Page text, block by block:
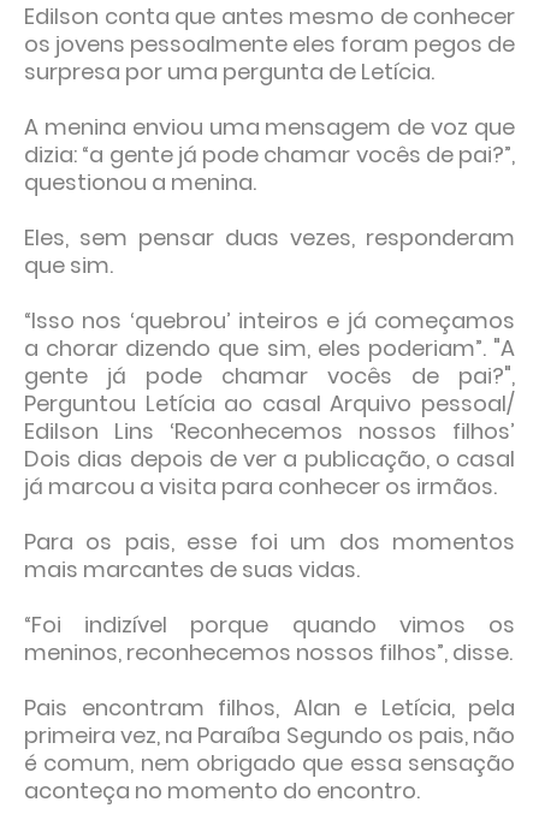
Edilson conta que antes mesmo de conhecer
os jovens pessoalmente eles foram pegos de
surpresa por uma pergunta de Letícia.
A menina enviou uma mensagem de voz que
dizia: “a gente já pode chamar vocês de pai?”,
questionou a menina.
Eles, sem pensar duas vezes, responderam
que sim.
“Isso nos ‘quebrou’ inteiros e já começamos
a chorar dizendo que sim, eles poderiam”. "A
gente já pode chamar vocês de pai?",
Perguntou Letícia ao casal Arquivo pessoal/
Edilson Lins ‘Reconhecemos nossos filhos’
Dois dias depois de ver a publicação, o casal
já marcou a visita para conhecer os irmãos.
Para os pais, esse foi um dos momentos
mais marcantes de suas vidas.
“Foi indizível porque quando vimos os
meninos, reconhecemos nossos filhos”, disse.
Pais encontram filhos, Alan e Letícia, pela
primeira vez, na Paraíba Segundo os pais, não
é comum, nem obrigado que essa sensação
aconteça no momento do encontro.